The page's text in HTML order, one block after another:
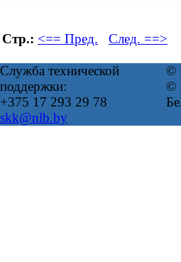
Стр.: <== Пред. След. ==>
Служба технической
поддержки:
+375 17 293 29 78
skk@nlb.by
©
©